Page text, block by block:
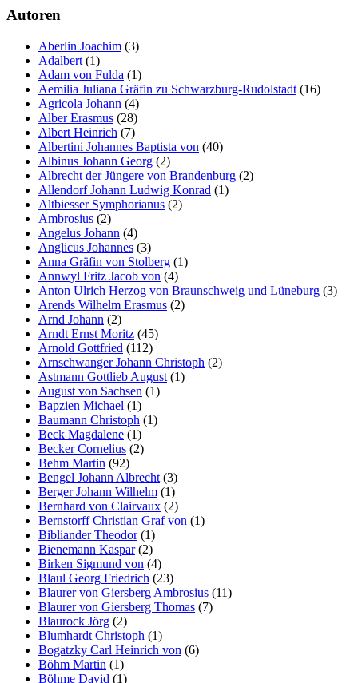
Autoren
Aberlin Joachim (3)
Adalbert (1)
Adam von Fulda (1)
Aemilia Juliana Gräfin zu Schwarzburg-Rudolstadt (16)
Agricola Johann (4)
Alber Erasmus (28)
Albert Heinrich (7)
Albertini Johannes Baptista von (40)
Albinus Johann Georg (2)
Albrecht der Jüngere von Brandenburg (2)
Allendorf Johann Ludwig Konrad (1)
Altbiesser Symphorianus (2)
Ambrosius (2)
Angelus Johann (4)
Anglicus Johannes (3)
Anna Gräfin von Stolberg (1)
Annwyl Fritz Jacob von (4)
Anton Ulrich Herzog von Braunschweig und Lüneburg (3)
Arends Wilhelm Erasmus (2)
Arnd Johann (2)
Arndt Ernst Moritz (45)
Arnold Gottfried (112)
Arnschwanger Johann Christoph (2)
Astmann Gottlieb August (1)
August von Sachsen (1)
Bapzien Michael (1)
Baumann Christoph (1)
Beck Magdalene (1)
Becker Cornelius (2)
Behm Martin (92)
Bengel Johann Albrecht (3)
Berger Johann Wilhelm (1)
Bernhard von Clairvaux (2)
Bernstorff Christian Graf von (1)
Bibliander Theodor(1)
Bienemann Kaspar(2)
Birken Sigmund von (4)
Blaul Georg Friedrich (23)
Blaurer von Giersberg Ambrosius (11)
Blaurer von Giersberg Thomas (7)
Blaurock Jörg (2)
Blumhardt Christoph (1)
Bogatzky Carl Heinrich von (6)
Böhm Martin (1)
Böhme David (1)